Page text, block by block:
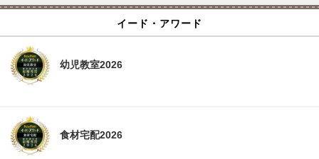
イード・アワード
幼児教室2026
食材宅配2026